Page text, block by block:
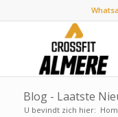
Blog - Laatste
U bevindt zich hier: